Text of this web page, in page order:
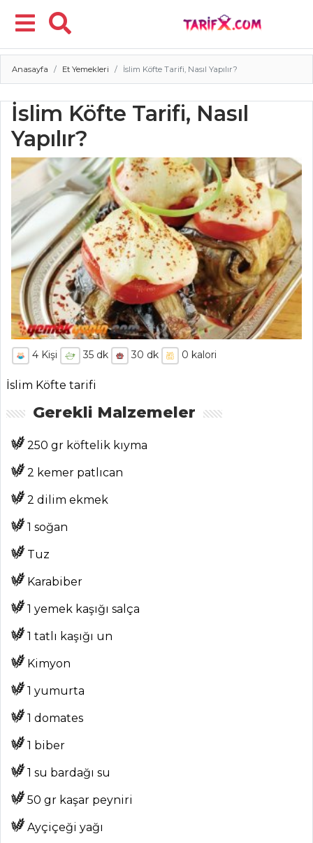
Menü
ANASAYFA
BLOG
Medya
Aktüel
Chefs
Haber
ŞEFİN TARİFLERİ
Anasayfa Et Yemekleri İslim Köfte Tarifi, Nasıl Yapılır?
İslim Köfte Tarifi, Nasıl
Yapılır?
4 Kişi 35 dk 30 dk 0 kalori
İslim Köfte tarifi
Gerekli Malzemeler
250 gr köftelik kıyma
2 kemer patlıcan
2 dilim ekmek
1 soğan
Tuz
Karabiber
1 yemek kaşığı salça
1 tatlı kaşığı un
Kimyon
1 yumurta
1 domates
1 biber
1 su bardağı su
50 gr kaşar peyniri
Ayçiçeği yağı